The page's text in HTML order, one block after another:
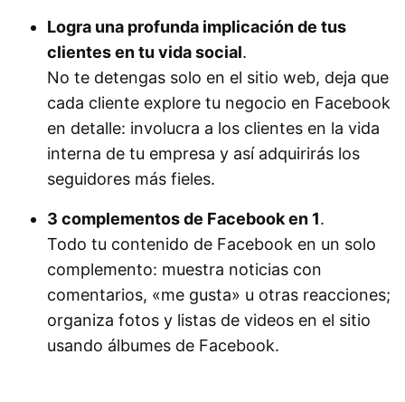
Logra una profunda implicación de tus
clientes en tu vida social.
No te detengas solo en el sitio web, deja que
cada cliente explore tu negocio en Facebook
en detalle: involucra a los clientes en la vida
interna de tu empresa y así adquirirás los
seguidores más fieles.
3 complementos de Facebook en 1.
Todo tu contenido de Facebook en un solo
complemento: muestra noticias con
comentarios, «me gusta» u otras reacciones;
organiza fotos y listas de videos en el sitio
usando álbumes de Facebook.